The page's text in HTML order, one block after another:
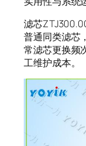
滤芯
普通同类滤芯
常滤芯更换频
工维护成本。